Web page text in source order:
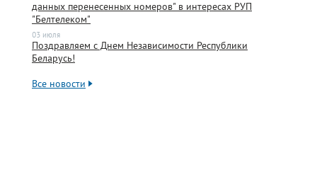
данных перенесенных номеров" в интересах РУП
"Белтелеком"
03 июля
Поздравляем с Днем Независимости Республики
Беларусь!
Все новости